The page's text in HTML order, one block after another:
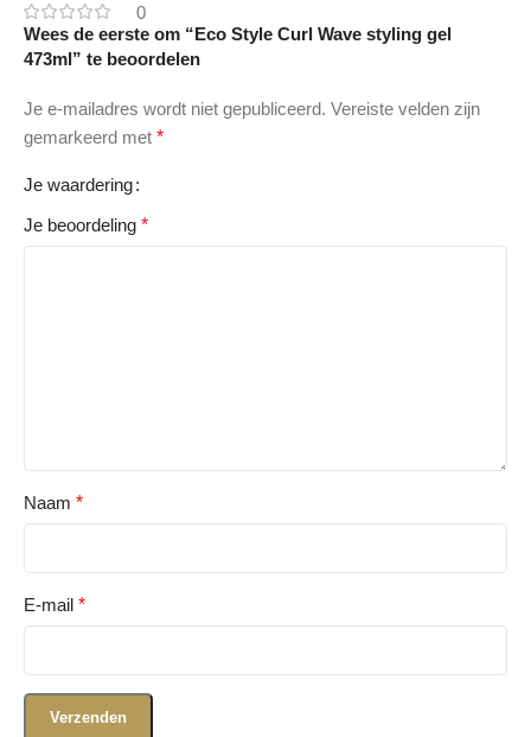
0
Wees de eerste om “Eco Style Curl Wave styling gel
473ml” te beoordelen
Je e-mailadres wordt niet gepubliceerd. Vereiste velden zijn
gemarkeerd met *
Je waardering
Je beoordeling *
Naam *
E-mail *